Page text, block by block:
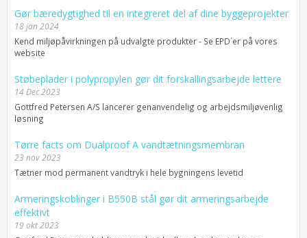
Gør bæredygtighed til en integreret del af dine byggeprojekter
18 jan 2024
Kend miljøpåvirkningen på udvalgte produkter - Se EPD´er på vores
website
Støbeplader i polypropylen gør dit forskallingsarbejde lettere
14 Dec 2023
Gottfred Petersen A/S lancerer genanvendelig og arbejdsmiljøvenlig
løsning
Tørre facts om Dualproof A vandtætningsmembran
23 nov 2023
Tætner mod permanent vandtryk i hele bygningens levetid
Armeringskoblinger i B550B stål gør dit armeringsarbejde
effektivt
19 okt 2023